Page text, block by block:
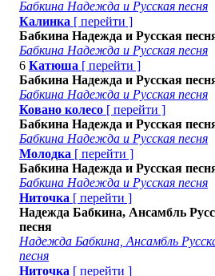
Бабкина Надежда и Русская песня
Калинка [ перейти ]
Бабкина Надежда и Русская
Бабкина Надежда и Русская песня
6 Катюша [ перейти ]
Бабкина Надежда и Русская
Бабкина Надежда и Русская песня
Ковано колесо [ перейти ]
Бабкина Надежда и Русская
Бабкина Надежда и Русская песня
Молодка [ перейти ]
Бабкина Надежда и Русская
Бабкина Надежда и Русская песня
Ниточка [ перейти ]
Надежда Бабкина, Ансамбль
песня
Надежда Бабкина, Ансамбль
песня
Ниточка [ перейти ]